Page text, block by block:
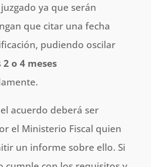
ya que serán
que citar una fecha
pudiendo oscilar
2 o 4 meses
acuerdo deberá ser
el Ministerio Fiscal quien
un informe sobre ello. Si